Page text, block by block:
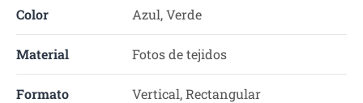
Color Azul, Verde
Material Fotos de tejidos
Formato Vertical, Rectangular